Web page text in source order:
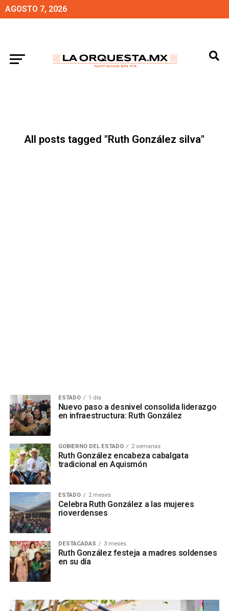
AGOSTO 7, 2026
All posts tagged "Ruth González silva"
ESTADO 1 día
Nuevo paso a desnivel consolida liderazgo
en infraestructura: Ruth González
GOBIERNO DEL ESTADO 2 semanas
Ruth González encabeza cabalgata
tradicional en Aquismón
ESTADO 2 meses
Celebra Ruth González a las mujeres
rioverdenses
DESTACADAS 3 meses
Ruth González festeja a madres soldenses
en su día